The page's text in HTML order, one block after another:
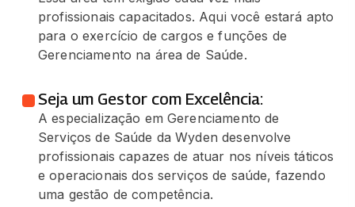
profissionais capacitados. Aqui você estará apto
para o exercício de cargos e funções de
Gerenciamento na área de Saúde.
Seja um Gestor com Excelência:
A especialização em Gerenciamento de
Serviços de Saúde da Wyden desenvolve
profissionais capazes de atuar nos níveis táticos
e operacionais dos serviços de saúde, fazendo
uma gestão de competência.